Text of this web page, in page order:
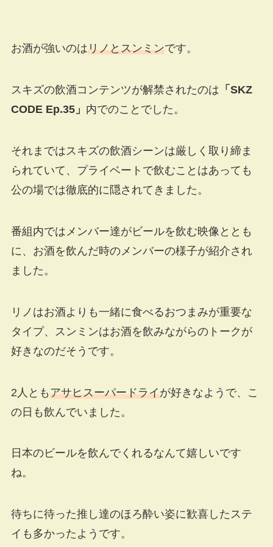
お酒が強いのはリノとスンミンです。
スキズの飲酒コンテンツが解禁されたのは 「SKZ
CODE Ep.35」 内でのことでした。
それまではスキズの飲酒シーンは厳しく取り締ま
られていて、プライベートで飲むことはあっても
公の場では徹底的に隠されてきました。
番組内ではメンバー達がビールを飲む映像ととも
に、お酒を飲んだ時のメンバーの様子が紹介され
ました。
リノはお酒よりも一緒に食べるおつまみが重要な
タイプ、スンミンはお酒を飲みながらのトークが
好きなのだそうです。
2人ともアサヒスーパードライが好きなようで、こ
の日も飲んでいました。
日本のビールを飲んでくれるなんて嬉しいです
ね。
待ちに待った推し達のほろ酔い姿に歓喜したステ
イも多かったようです。